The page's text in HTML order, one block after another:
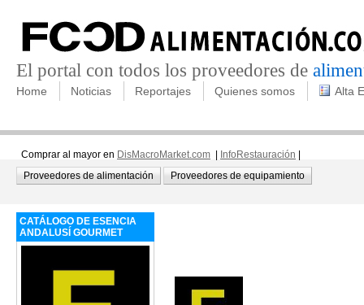
El portal con todos los proveedores de
Home Noticias Reportajes Quienes somos Alta
Comprar al mayor en DisMacroMarket.com InfoRestauración
Proveedores de alimentación
Proveedores de equipamiento
CATÁLOGO DE ESENCIA
ANDALUSÍ GOURMET